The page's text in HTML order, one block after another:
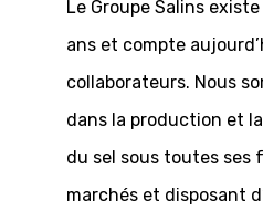
Le Groupe Salins
ans et compte
collaborateurs. Nous
dans la production et
du sel sous toutes ses
marchés et disposant